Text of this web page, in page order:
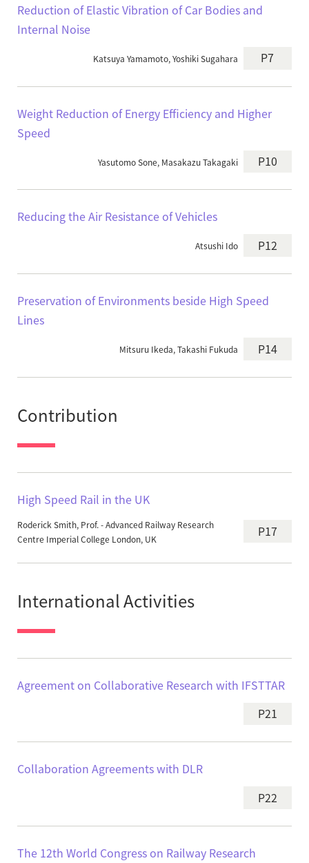
Reduction of Elastic Vibration of Car Bodies and
Internal Noise
Katsuya Yamamoto, Yoshiki Sugahara P7
Weight Reduction of Energy Efficiency and Higher
Speed
Yasutomo Sone, Masakazu Takagaki P10
Reducing the Air Resistance of Vehicles
Atsushi Ido P12
Preservation of Environments beside High Speed
Lines
Mitsuru Ikeda, Takashi Fukuda P14
Contribution
High Speed Rail in the UK
Roderick Smith, Prof. - Advanced Railway Research
Centre Imperial College London, UK
P17
International Activities
Agreement on Collaborative Research with IFSTTAR
P21
Collaboration Agreements with DLR
P22
The 12th World Congress on Railway Research